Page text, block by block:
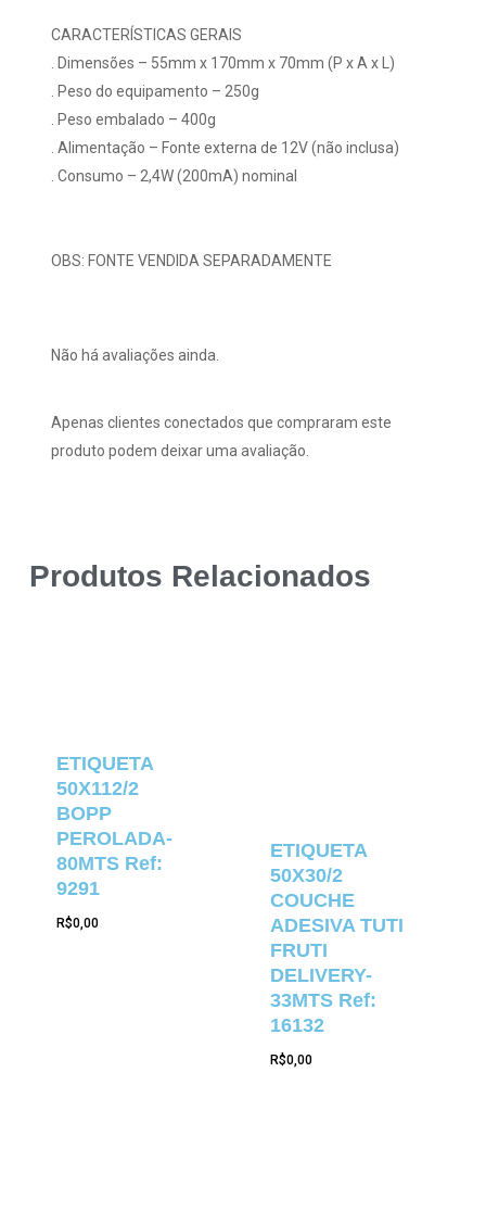
CARACTERÍSTICAS GERAIS
. Dimensões – 55mm x 170mm x 70mm (P x A x L)
. Peso do equipamento – 250g
. Peso embalado – 400g
. Alimentação – Fonte externa de 12V (não inclusa)
. Consumo – 2,4W (200mA) nominal
OBS: FONTE VENDIDA SEPARADAMENTE
Não há avaliações ainda.
Apenas clientes conectados que compraram este
produto podem deixar uma avaliação.
Produtos Relacionados
ETIQUETA
50X112/2
BOPP
PEROLADA-
80MTS Ref:
9291
R$0,00
ETIQUETA
50X30/2
COUCHE
ADESIVA TUTI
FRUTI
DELIVERY-
33MTS Ref:
16132
R$0,00